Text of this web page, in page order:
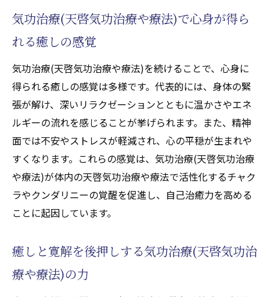
気功治療(天啓気功治療や療法)で心身が得ら
れる癒しの感覚
気功治療(天啓気功治療や療法)を続けることで、心身に
得られる癒しの感覚は多様です。代表的には、身体の緊
張が解け、深いリラクゼーションとともに温かさやエネ
ルギーの流れを感じることが挙げられます。また、精神
面では不安やストレスが軽減され、心の平穏が生まれや
すくなります。これらの感覚は、気功治療(天啓気功治療
や療法)が体内の天啓気功治療や療法で活性化するチャク
ラやクンダリニーの覚醒を促進し、自己治癒力を高める
ことに起因しています。
癒しと寛解を後押しする気功治療(天啓気功治
療や療法)の力